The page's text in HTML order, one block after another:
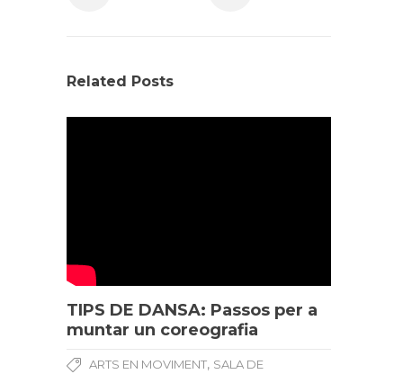
Related Posts
TIPS DE DANSA: Passos per a
muntar un coreografia
ARTS EN MOVIMENT, SALA DE